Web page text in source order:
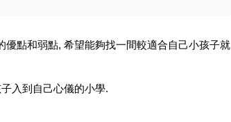
點和弱點, 希望能夠找一間較適合自己小孩子就
入到自己心儀的小學.